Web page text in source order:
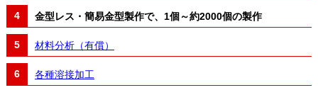
金型レス・簡易金型製作で、1個～約2000個の製作
材料分析（有償）
各種溶接加工